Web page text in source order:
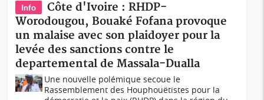
Info
Côte d'Ivoire : RHDP-
Worodougou, Bouaké Fofana provoque
un malaise avec son plaidoyer pour la
levée des sanctions contre le
departemental de Massala-Dualla
Une nouvelle polémique secoue le
Rassemblement des Houphouëtistes pour la